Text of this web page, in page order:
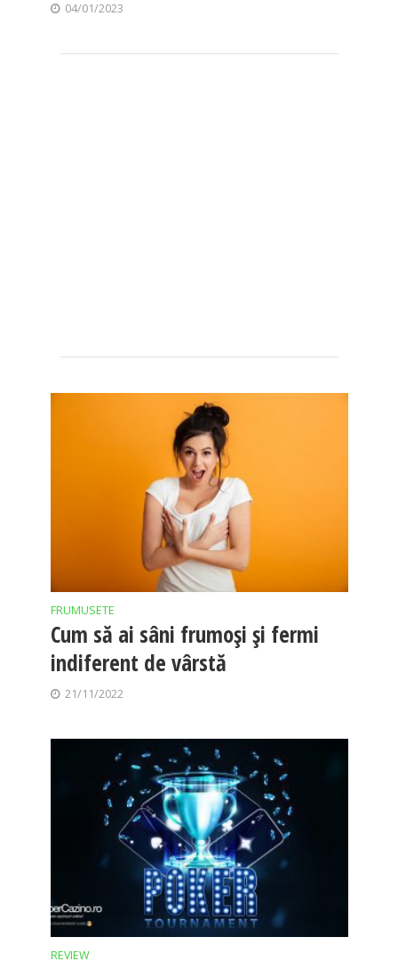
04/01/2023
FRUMUSETE
Cum să ai sâni frumoși și fermi
indiferent de vârstă
21/11/2022
REVIEW